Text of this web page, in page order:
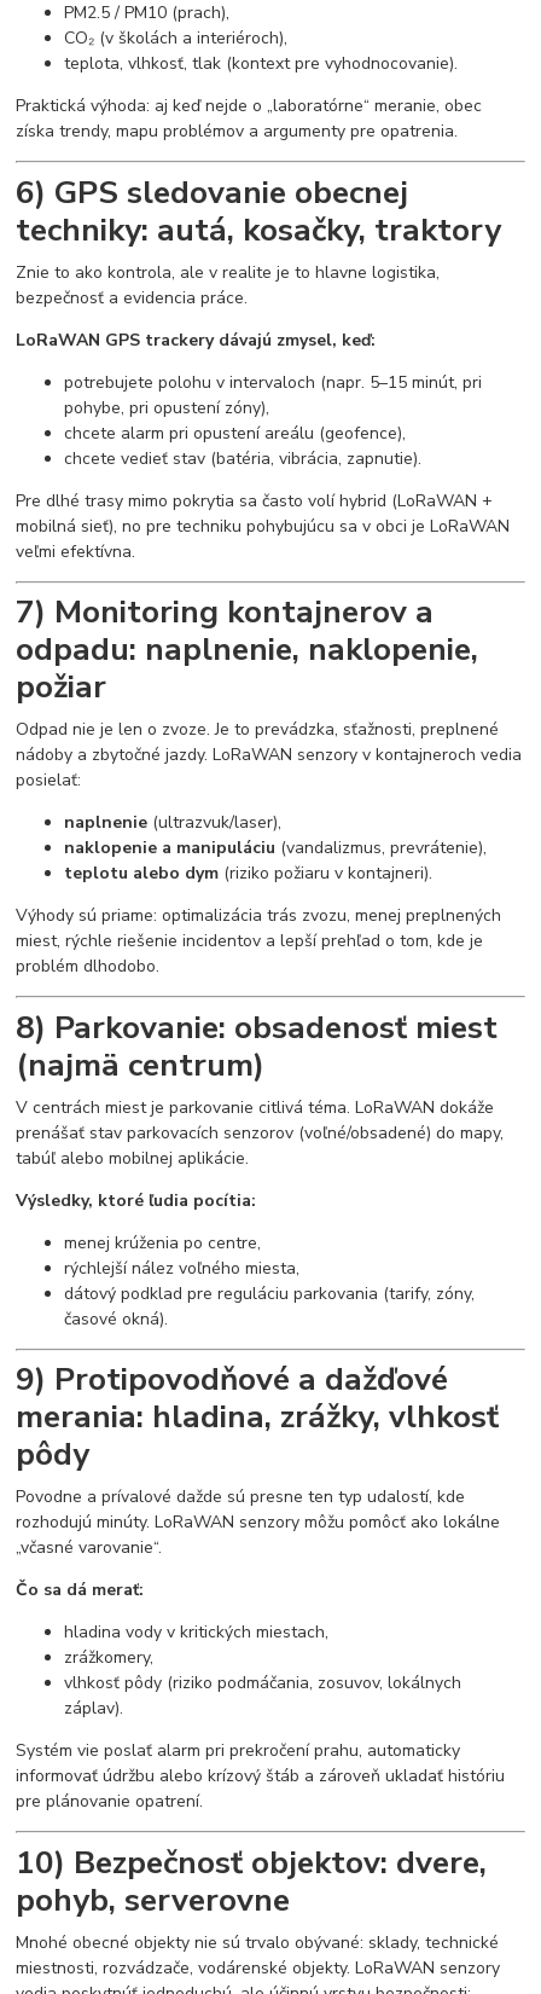
PM2.5 / PM10 (prach),
CO₂ (v školách a interiéroch),
teplota, vlhkosť, tlak (kontext pre vyhodnocovanie).
Praktická výhoda: aj keď nejde o „laboratórne“ meranie, obec
získa trendy, mapu problémov a argumenty pre opatrenia.
6) GPS sledovanie obecnej
techniky: autá, kosačky, traktory
Znie to ako kontrola, ale v realite je to hlavne logistika,
bezpečnosť a evidencia práce.
LoRaWAN GPS trackery dávajú zmysel, keď:
potrebujete polohu v intervaloch (napr. 5–15 minút, pri
pohybe, pri opustení zóny),
chcete alarm pri opustení areálu (geofence),
chcete vedieť stav (batéria, vibrácia, zapnutie).
Pre dlhé trasy mimo pokrytia sa často volí hybrid (LoRaWAN +
mobilná sieť), no pre techniku pohybujúcu sa v obci je LoRaWAN
veľmi efektívna.
7) Monitoring kontajnerov a
odpadu: naplnenie, naklopenie,
požiar
Odpad nie je len o zvoze. Je to prevádzka, sťažnosti, preplnené
nádoby a zbytočné jazdy. LoRaWAN senzory v kontajneroch vedia
posielať:
naplnenie (ultrazvuk/laser),
naklopenie a manipuláciu (vandalizmus, prevrátenie),
teplotu alebo dym (riziko požiaru v kontajneri).
Výhody sú priame: optimalizácia trás zvozu, menej preplnených
miest, rýchle riešenie incidentov a lepší prehľad o tom, kde je
problém dlhodobo.
8) Parkovanie: obsadenosť miest
(najmä centrum)
V centrách miest je parkovanie citlivá téma. LoRaWAN dokáže
prenášať stav parkovacích senzorov (voľné/obsadené) do mapy,
tabúľ alebo mobilnej aplikácie.
Výsledky, ktoré ľudia pocítia:
menej krúženia po centre,
rýchlejší nález voľného miesta,
dátový podklad pre reguláciu parkovania (tarify, zóny,
časové okná).
9) Protipovodňové a dažďové
merania: hladina, zrážky, vlhkosť
pôdy
Povodne a prívalové dažde sú presne ten typ udalostí, kde
rozhodujú minúty. LoRaWAN senzory môžu pomôcť ako lokálne
„včasné varovanie“.
Čo sa dá merať:
hladina vody v kritických miestach,
zrážkomery,
vlhkosť pôdy (riziko podmáčania, zosuvov, lokálnych
záplav).
Systém vie poslať alarm pri prekročení prahu, automaticky
informovať údržbu alebo krízový štáb a zároveň ukladať históriu
pre plánovanie opatrení.
10) Bezpečnosť objektov: dvere,
pohyb, serverovne
Mnohé obecné objekty nie sú trvalo obývané: sklady, technické
miestnosti, rozvádzače, vodárenské objekty. LoRaWAN senzory